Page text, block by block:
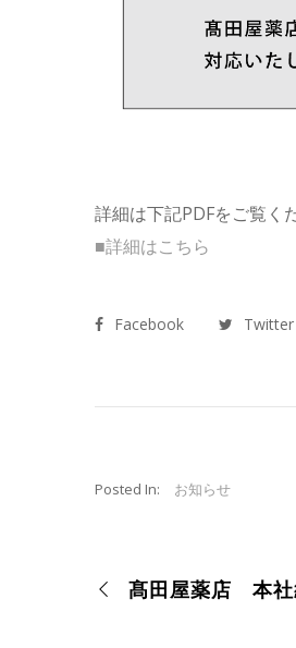
詳細は下記PDFをご覧く
■詳細はこちら
Facebook Twitter
Posted In: お知らせ